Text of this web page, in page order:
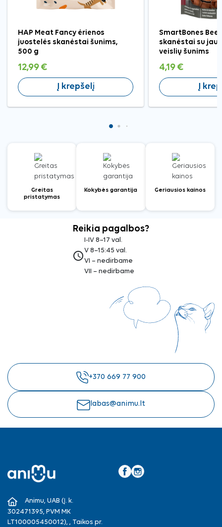
HAP Meat Fancy ėrienos
juostelės skanėstai šunims,
500 g
12,99 €
Į krepšelį
SmartBones
skanėstai su
veislių šunims
4,19 €
Į
Greitas
pristatymas
Kokybės garantija Geriausios kainos
Reikia pagalbos?
access_time
I-IV 8–17 val.
V 8–15:45 val.
VI – nedirbame
VII – nedirbame
+370 669 77 900
labas@animu.lt
Animu, UAB (Į. k.
302471395, PVM MK
LT100005450012), , Taikos pr.